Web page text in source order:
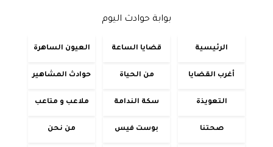
بوابة حوادث اليوم
الرئيسية قضايا الساعة العيون الساهرة
أغرب القضايا من الحياة حوادث المشاهير
التعويذة سكة الندامة ملاعب و متاعب
صحتنا بوست فيس من نحن